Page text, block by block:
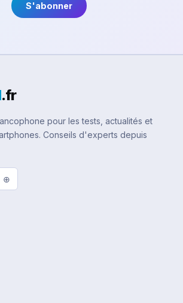
S'abonner
.fr
pour les tests, actualités et
Conseils d'experts depuis
⊕